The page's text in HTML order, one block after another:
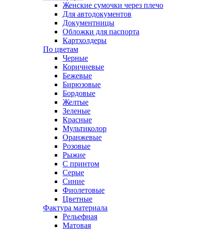
Женские сумочки через плечо
Для автодокументов
Документницы
Обложки для паспорта
Картхолдеры
По цветам
Черные
Коричневые
Бежевые
Бирюзовые
Бордовые
Желтые
Зеленые
Красные
Мультиколор
Оранжевые
Розовые
Рыжие
С принтом
Серые
Синие
Фиолетовые
Цветные
Фактура материала
Рельефная
Матовая